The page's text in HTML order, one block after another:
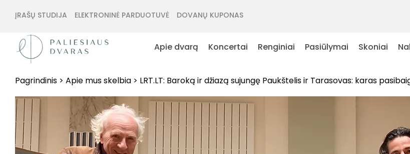
ĮRAŠŲ STUDIJA ELEKTRONINĖ PARDUOTUVĖ DOVANŲ KUPONAS
Apie dvarą Koncertai Renginiai Pasiūlymai Skoniai
Pagrindinis > Apie mus skelbia > LRT.LT: Baroką ir džiazą sujungę Paukštelis ir Tarasovas: karas